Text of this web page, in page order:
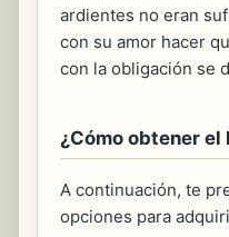
ardientes no eran
con su amor hacer
con la obligación se
¿Cómo obtener el
A continuación, te
opciones para